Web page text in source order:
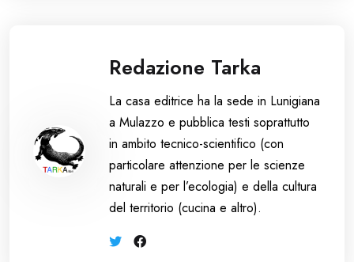
Redazione Tarka
La casa editrice ha la sede in Lunigiana
a Mulazzo e pubblica testi soprattutto
in ambito tecnico-scientifico (con
particolare attenzione per le scienze
naturali e per l’ecologia) e della cultura
del territorio (cucina e altro).